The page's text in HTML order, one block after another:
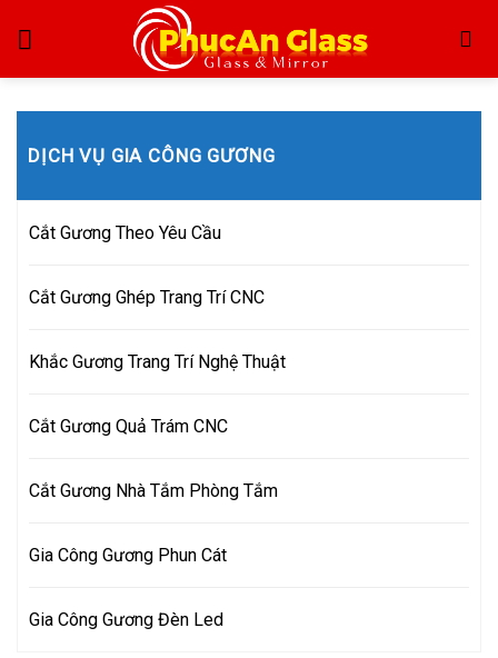
DỊCH VỤ GIA CÔNG GƯƠNG
Cắt Gương Theo Yêu Cầu
Cắt Gương Ghép Trang Trí CNC
Khắc Gương Trang Trí Nghệ Thuật
Cắt Gương Quả Trám CNC
Cắt Gương Nhà Tắm Phòng Tắm
Gia Công Gương Phun Cát
Gia Công Gương Đèn Led